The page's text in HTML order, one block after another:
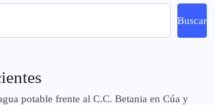
Buscar
potable frente al C.C. Betania en Cúa y